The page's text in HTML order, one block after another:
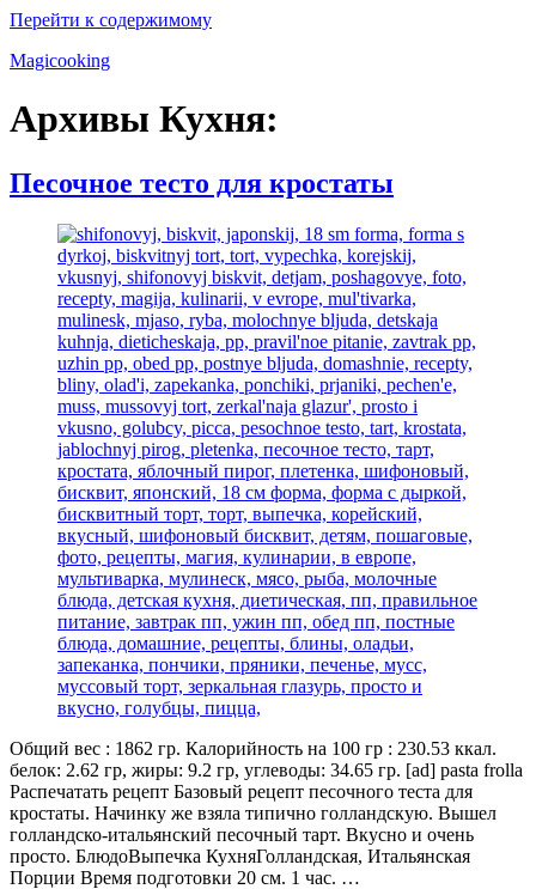
Перейти к содержимому
Magicooking
Архивы Кухня:
Песочное тесто для кростаты
Общий вес : 1862 гр. Калорийность на 100 гр : 230.53 ккал.
белок: 2.62 гр, жиры: 9.2 гр, углеводы: 34.65 гр. [ad] pasta frolla
Распечатать рецепт Базовый рецепт песочного теста для
кростаты. Начинку же взяла типично голландскую. Вышел
голландско-итальянский песочный тарт. Вкусно и очень
просто. БлюдоВыпечка КухняГолландская, Итальянская
Порции Время подготовки 20 см. 1 час. …